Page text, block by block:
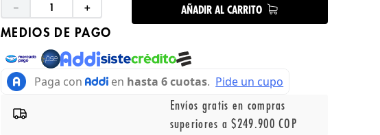
＋
－ AÑADIR AL CARRITO
MEDIOS DE PAGO
Envíos gratis en compras
superiores a $249.900 COP